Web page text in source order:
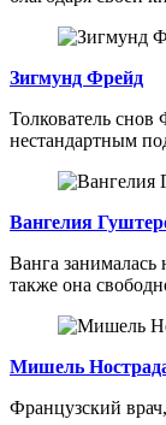
Зигмунд Фрейд
Толкователь снов
нестандартным
Вангелия
Ванга занималась
также она
Мишель
Французский